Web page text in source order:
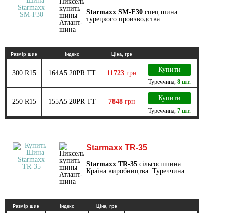
Starmaxx SM-F30 спец шина
турецкого производства.
Размір шин Індекс Ціна, грн
300 R15 164A5 20PR TT 11723 грн Купити
Туреччина, 8 шт.
250 R15 155A5 20PR TT 7848 грн Купити
Туреччина, 7 шт.
Starmaxx TR-35
Starmaxx TR-35 сільгоспшина.
Країна виробництва: Туреччина.
Размір шин Індекс Ціна, грн